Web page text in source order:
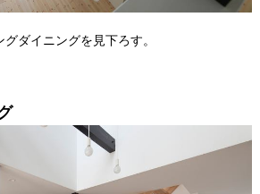
ダイニングを見下ろす。